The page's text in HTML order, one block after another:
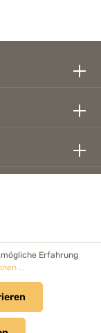
Versandkosten
angegeben.
Erfahrung
...